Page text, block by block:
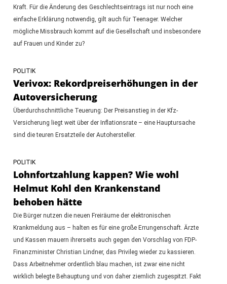
Kraft. Für die Änderung des Geschlechtseintrags ist nur noch eine
einfache Erklärung notwendig, gilt auch für Teenager. Welcher
mögliche Missbrauch kommt auf die Gesellschaft und insbesondere
auf Frauen und Kinder zu?
POLITIK
Verivox: Rekordpreiserhöhungen in der
Autoversicherung
Überdurchschnittliche Teuerung: Der Preisanstieg in der Kfz-
Versicherung liegt weit über der Inflationsrate – eine Hauptursache
sind die teuren Ersatzteile der Autohersteller.
POLITIK
Lohnfortzahlung kappen? Wie wohl
Helmut Kohl den Krankenstand
behoben hätte
Die Bürger nutzen die neuen Freiräume der elektronischen
Krankmeldung aus – halten es für eine große Errungenschaft. Ärzte
und Kassen mauern ihrerseits auch gegen den Vorschlag von FDP-
Finanzminister Christian Lindner, das Privileg wieder zu kassieren.
Dass Arbeitnehmer ordentlich blau machen, ist zwar eine nicht
wirklich belegte Behauptung und von daher ziemlich zugespitzt. Fakt